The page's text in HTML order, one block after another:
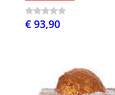
€ 93,90